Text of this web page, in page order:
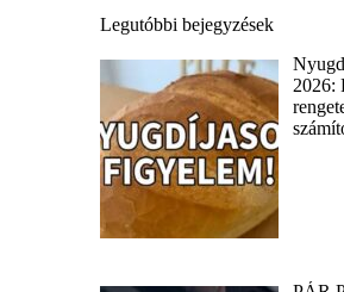
Legutóbbi bejegyzések
2026: